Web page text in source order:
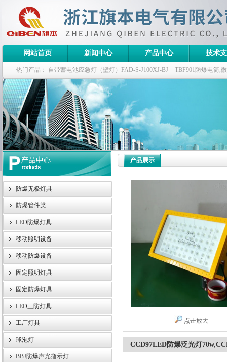
浙江旗本电气有限公司
网站首页 新闻中心 产品中心 技术
热门产品： 自带蓄电池应急灯（壁灯）FAD-S-J100XJ-BJ TBF901防爆电筒,
栏式无极灯 G9960-W120W长寿无极工厂灯,三防无极灯
防爆泛光灯
防爆无极灯具
防爆管件类
LED防爆灯具
移动照明设备
移动防爆设备
固定照明灯具
固定防爆灯具
LED三防灯具
工厂灯具
球泡灯
BBJ防爆声光指示灯
产品展示
点击放大
CCD97LED防爆泛光灯